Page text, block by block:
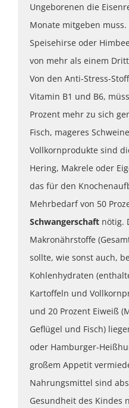
Ungeborenen die
Monate mitgeben
Speisehirse oder
von mehr als einem
Von den Anti-Stress-
Vitamin B1 und B6,
Prozent mehr zu sich
Fisch, mageres
Vollkornprodukte sind
Hering, Makrele oder
das für den
Mehrbedarf von 50
Schwangerschaft nötig.
Makronährstoffe
sollte, wie sonst auch,
Kohlenhydraten
Kartoffeln und
und 20 Prozent Eiweiß
Geflügel und Fisch)
oder Hamburger-
großem Appetit
Nahrungsmittel sind
Gesundheit des Kindes